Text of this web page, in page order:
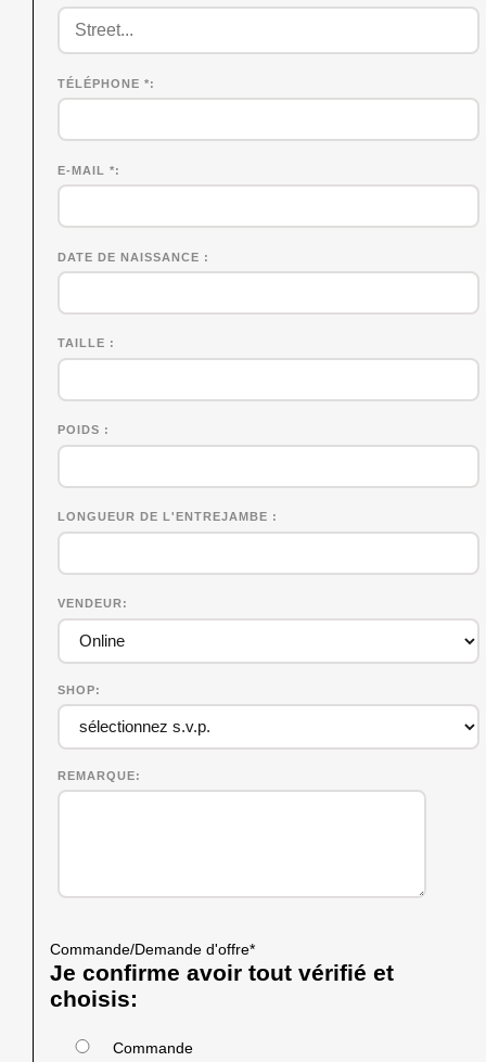
TÉLÉPHONE *
E-MAIL *
DATE DE NAISSANCE
TAILLE
POIDS
LONGUEUR DE L'ENTREJAMBE
VENDEUR
SHOP
REMARQUE
Commande/Demande d'offre*
Je confirme avoir tout vérifié et
choisis:
Commande